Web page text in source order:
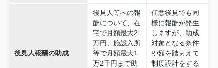
後見人報酬の助成
後見人等への報
酬について、在
宅で月額最大2
万円、施設入所
等で月額最大1
万2千円まで助
任意後見でも同
様に報酬が発生
しますが、助成
対象となる条件
や額を踏まえて
制度設計をする